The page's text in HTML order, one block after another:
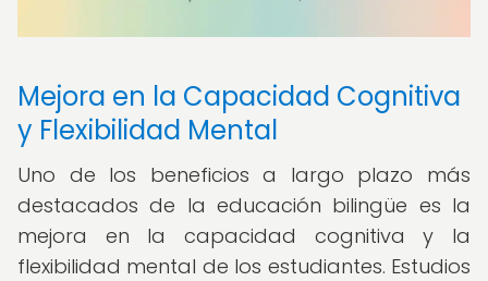
Mejora en la Capacidad Cognitiva
y Flexibilidad Mental
Uno de los beneficios a largo plazo más
destacados de la educación bilingüe es la
mejora en la capacidad cognitiva y la
flexibilidad mental de los estudiantes. Estudios